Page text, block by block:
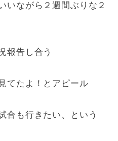
いながら２週間ぶりな２
報告し合う
てたよ！とアピール
合も行きたい、という